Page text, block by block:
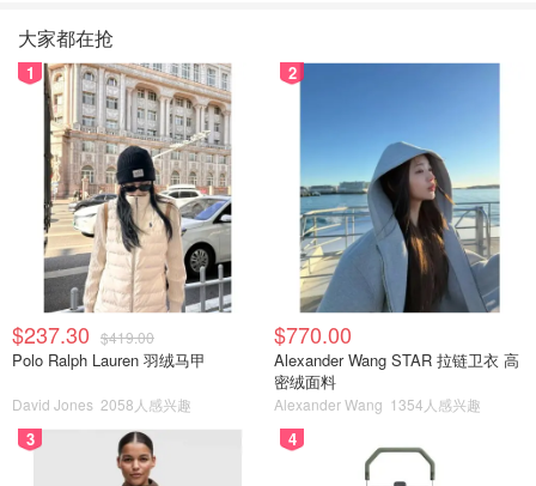
大家都在抢
1
$237.30 $419.00
Polo Ralph Lauren 羽绒马甲
David Jones 2058人感兴趣
2
$770.00
Alexander Wang STAR 拉链卫衣 高
密绒面料
Alexander Wang 1354人感兴趣
3 4